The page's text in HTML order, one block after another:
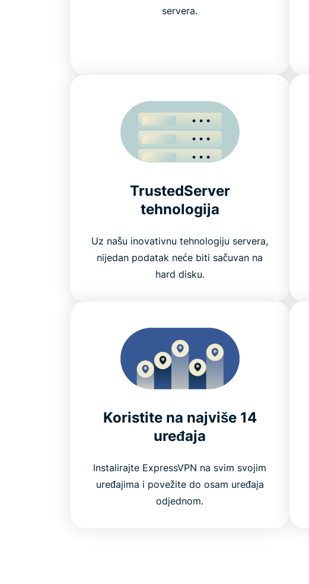
servera.
TrustedServer
tehnologija
Uz našu inovativnu tehnologiju servera,
nijedan podatak neće biti sačuvan na
hard disku.
Koristite na najviše 14
uređaja
Instalirajte ExpressVPN na svim svojim
uređajima i povežite do osam uređaja
odjednom.